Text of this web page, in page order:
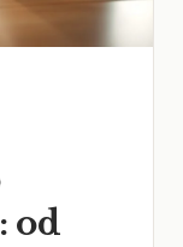
od